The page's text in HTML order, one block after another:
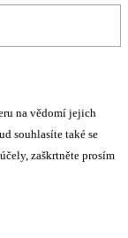
na vědomí jejich
souhlasíte také se
zaškrtněte prosím